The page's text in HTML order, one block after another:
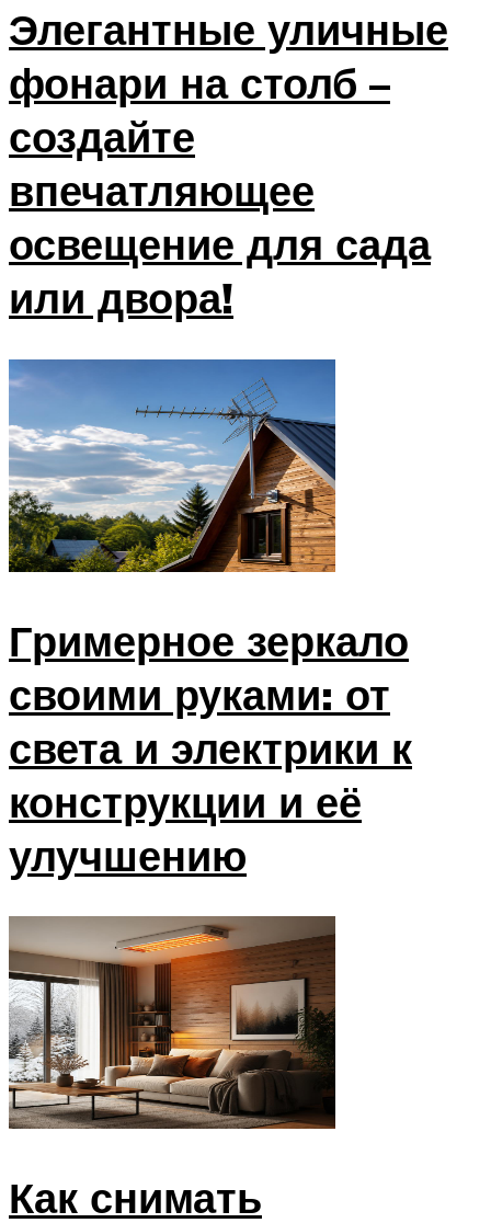
Элегантные уличные
фонари на столб –
создайте
впечатляющее
освещение для сада
или двора!
Гримерное зеркало
своими руками: от
света и электрики к
конструкции и её
улучшению
Как снимать